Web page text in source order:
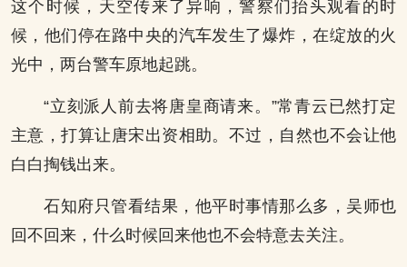
这个时候，天空传来了异响，警察们抬头观看的时
候，他们停在路中央的汽车发生了爆炸，在绽放的火
光中，两台警车原地起跳。
“立刻派人前去将唐皇商请来。”常青云已然打定
主意，打算让唐宋出资相助。不过，自然也不会让他
白白掏钱出来。
石知府只管看结果，他平时事情那么多，吴师也
回不回来，什么时候回来他也不会特意去关注。